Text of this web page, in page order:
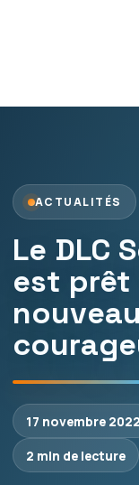
ACTUALITÉS
Le DLC
est prêt
17 novembre 2022
2 min de lecture